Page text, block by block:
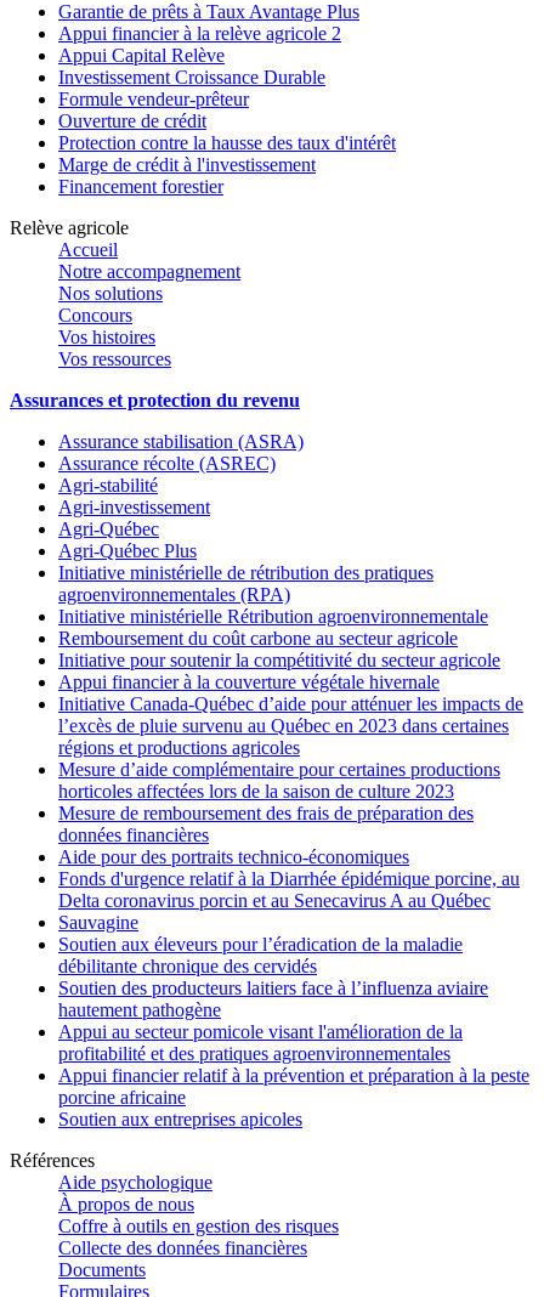
Garantie de prêts à Taux Avantage Plus
Appui financier à la relève agricole 2
Appui Capital Relève
Investissement Croissance Durable
Formule vendeur-prêteur
Ouverture de crédit
Protection contre la hausse des taux d'intérêt
Marge de crédit à l'investissement
Financement forestier
Relève agricole
Accueil
Notre accompagnement
Nos solutions
Concours
Vos histoires
Vos ressources
Assurances et protection du revenu
Assurance stabilisation (ASRA)
Assurance récolte (ASREC)
Agri-stabilité
Agri-investissement
Agri-Québec
Agri-Québec Plus
Initiative ministérielle de rétribution des pratiques
agroenvironnementales (RPA)
Initiative ministérielle Rétribution agroenvironnementale
Remboursement du coût carbone au secteur agricole
Initiative pour soutenir la compétitivité du secteur agricole
Appui financier à la couverture végétale hivernale
Initiative Canada-Québec d’aide pour atténuer les impacts de
l’excès de pluie survenu au Québec en 2023 dans certaines
régions et productions agricoles
Mesure d’aide complémentaire pour certaines productions
horticoles affectées lors de la saison de culture 2023
Mesure de remboursement des frais de préparation des
données financières
Aide pour des portraits technico-économiques
Fonds d'urgence relatif à la Diarrhée épidémique porcine, au
Delta coronavirus porcin et au Senecavirus A au Québec
Sauvagine
Soutien aux éleveurs pour l’éradication de la maladie
débilitante chronique des cervidés
Soutien des producteurs laitiers face à l’influenza aviaire
hautement pathogène
Appui au secteur pomicole visant l'amélioration de la
profitabilité et des pratiques agroenvironnementales
Appui financier relatif à la prévention et préparation à la peste
porcine africaine
Soutien aux entreprises apicoles
Références
Aide psychologique
À propos de nous
Coffre à outils en gestion des risques
Collecte des données financières
Documents
Formulaires